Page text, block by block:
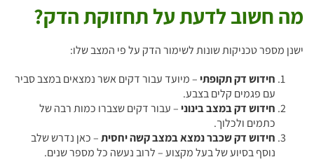
מה חשוב לדעת על תחזוקת הדק?
ישנן מספר טכניקות שונות לשימור הדק על פי המצב שלו:
חידוש דק תקופתי– מיועד עבור דקים אשר נמצאים במצב סביר
עם פגמים קלים בצבע.
חידוש דק במצב בינוני– עבור דקים שצברו כמות רבה של
כתמים ולכלוך.
חידוש דק שכבר נמצא במצב קשה יחסית– כאן נדרש שלב
נוסף בסיוע של בעל מקצוע – לרוב נעשה כל מספר שנים.